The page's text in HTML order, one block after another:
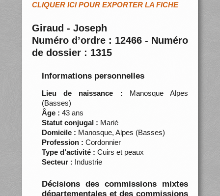
CLIQUER ICI POUR EXPORTER LA FICHE
Giraud - Joseph
Numéro d’ordre : 12466 - Numéro
de dossier : 1315
Informations personnelles
Lieu de naissance : Manosque Alpes
(Basses)
Âge : 43 ans
Statut conjugal : Marié
Domicile : Manosque, Alpes (Basses)
Profession : Cordonnier
Type d’activité : Cuirs et peaux
Secteur : Industrie
Décisions des commissions mixtes
départementales et des commissions